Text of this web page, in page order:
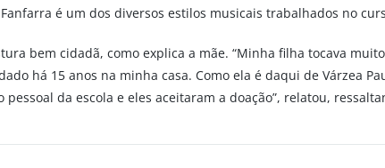
é um dos diversos estilos musicais trabalhados no
bem cidadã, como explica a mãe. “Minha filha tocava
há 15 anos na minha casa. Como ela é daqui de Várzea
da escola e eles aceitaram a doação”, relatou,